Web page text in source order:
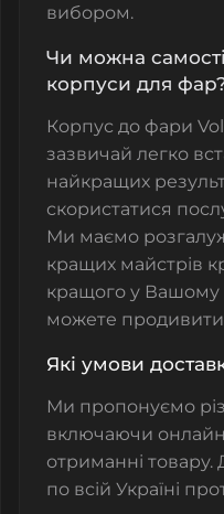
вибором.
Чи можна
корпуси для
Корпус до фари
зазвичай легко
найкращих
скористатися
Ми маємо
кращих майстрів
кращого у Вашому
можете
Які умови
Ми пропонуємо
включаючи
отриманні товару.
по всій Україні